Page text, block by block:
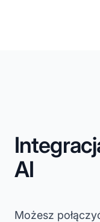
AI
Możesz